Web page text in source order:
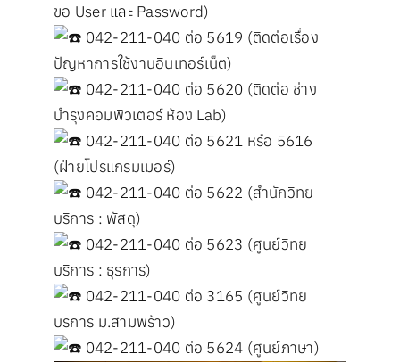
ขอ User และ Password)
042-211-040 ต่อ 5619 (ติดต่อเรื่อง
ปัญหาการใช้งานอินเทอร์เน็ต)
042-211-040 ต่อ 5620 (ติดต่อ ช่าง
บำรุงคอมพิวเตอร์ ห้อง Lab)
042-211-040 ต่อ 5621 หรือ 5616
(ฝ่ายโปรแกรมเมอร์)
042-211-040 ต่อ 5622 (สำนักวิทย
บริการ : พัสดุ)
042-211-040 ต่อ 5623 (ศูนย์วิทย
บริการ : ธุรการ)
042-211-040 ต่อ 3165 (ศูนย์วิทย
บริการ ม.สามพร้าว)
042-211-040 ต่อ 5624 (ศูนย์ภาษา)